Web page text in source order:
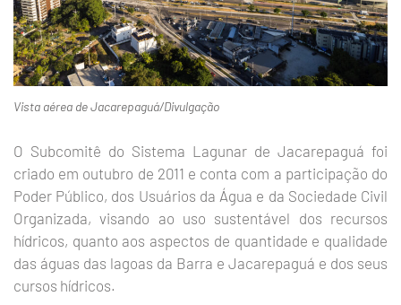
Vista aérea de Jacarepaguá/Divulgação
O Subcomitê do Sistema Lagunar de Jacarepaguá foi
criado em outubro de 2011 e conta com a participação do
Poder Público, dos Usuários da Água e da Sociedade Civil
Organizada, visando ao uso sustentável dos recursos
hídricos, quanto aos aspectos de quantidade e qualidade
das águas das lagoas da Barra e Jacarepaguá e dos seus
cursos hídricos.